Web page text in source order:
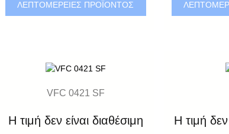
ΛΕΠΤΟΜΈΡΕΙΕΣ ΠΡΟΪΌΝΤΟΣ
VFC 0421 SF
Η τιμή δεν είναι διαθέσιμη Η τιμή δεν